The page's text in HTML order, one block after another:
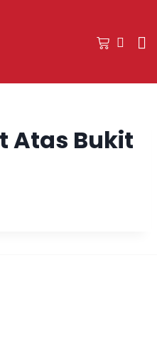
Atas Bukit